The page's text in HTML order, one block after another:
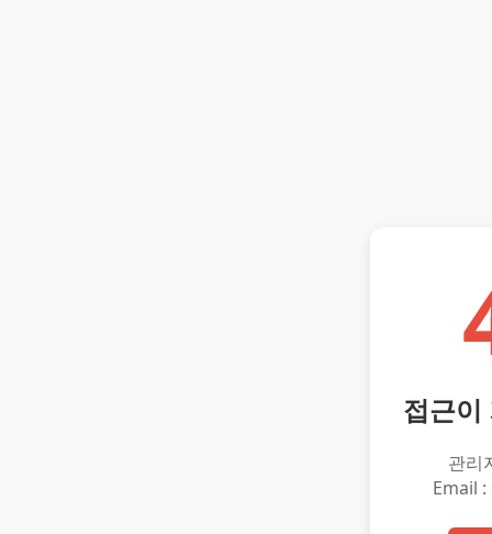
접근이
관리
Email